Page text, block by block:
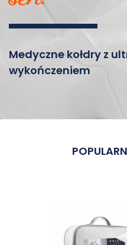
Medyczne kołdry z
wykończeniem